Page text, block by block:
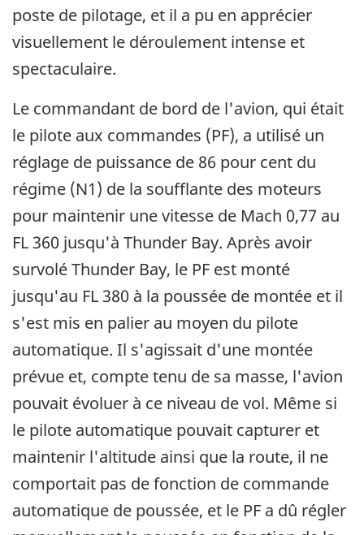
poste de pilotage, et il a pu en apprécier
visuellement le déroulement intense et
spectaculaire.
Le commandant de bord de l'avion, qui était
le pilote aux commandes (PF), a utilisé un
réglage de puissance de 86 pour cent du
régime (N1) de la soufflante des moteurs
pour maintenir une vitesse de Mach 0,77 au
FL 360 jusqu'à Thunder Bay. Après avoir
survolé Thunder Bay, le PF est monté
jusqu'au FL 380 à la poussée de montée et il
s'est mis en palier au moyen du pilote
automatique. Il s'agissait d'une montée
prévue et, compte tenu de sa masse, l'avion
pouvait évoluer à ce niveau de vol. Même si
le pilote automatique pouvait capturer et
maintenir l'altitude ainsi que la route, il ne
comportait pas de fonction de commande
automatique de poussée, et le PF a dû régler